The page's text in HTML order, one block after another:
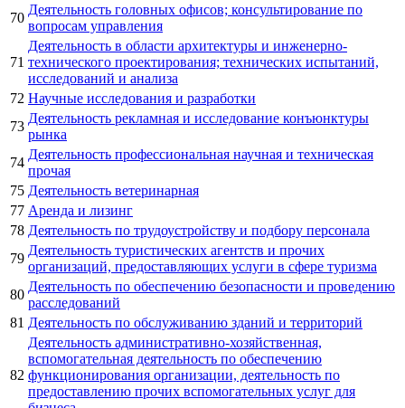
70
Деятельность головных офисов; консультирование по
вопросам управления
71
Деятельность в области архитектуры и инженерно-
технического проектирования; технических испытаний,
исследований и анализа
72 Научные исследования и разработки
73
Деятельность рекламная и исследование конъюнктуры
рынка
74
Деятельность профессиональная научная и техническая
прочая
75 Деятельность ветеринарная
77 Аренда и лизинг
78 Деятельность по трудоустройству и подбору персонала
79
Деятельность туристических агентств и прочих
организаций, предоставляющих услуги в сфере туризма
80
Деятельность по обеспечению безопасности и проведению
расследований
81 Деятельность по обслуживанию зданий и территорий
82
Деятельность административно-хозяйственная,
вспомогательная деятельность по обеспечению
функционирования организации, деятельность по
предоставлению прочих вспомогательных услуг для